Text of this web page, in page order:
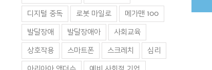
디지털 중독 로봇 마일로 메가맨 100
발달장애 발달장애아 사회교육
상호작용 스마트폰 스크레치 심리